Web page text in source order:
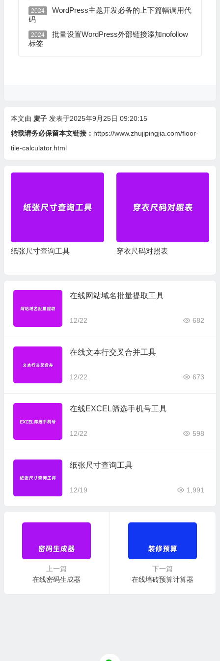
2024
WordPress主题开发必备的上下篇幅调用代
码
2024
批量设置WordPress外部链接添加nofollow
标签
本文由 麦子 发表于2025年9月25日 09:20:15
转载请务必保留本文链接： https://www.zhujipingjia.com/floor-
tile-calculator.html
纸张尺寸查询工具 穿衣尺码对照表
在线网站域名批量提取工具
12/22 682
在线文本行交叉合并工具
12/22 673
在线EXCEL筛选手机号工具
12/22 598
纸张尺寸查询工具
12/19 1,991
上一篇
在线密码生成器
下一篇
在线墙砖预算计算器